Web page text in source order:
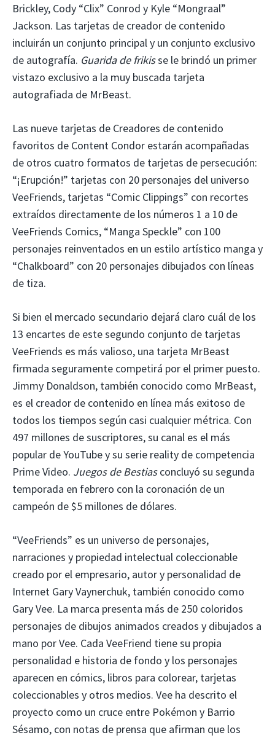
Brickley, Cody “Clix” Conrod y Kyle “Mongraal”
Jackson. Las tarjetas de creador de contenido
incluirán un conjunto principal y un conjunto exclusivo
de autografía. Guarida de frikisse le brindó un primer
vistazo exclusivo a la muy buscada tarjeta
autografiada de MrBeast.
Las nueve tarjetas de Creadores de contenido
favoritos de Content Condor estarán acompañadas
de otros cuatro formatos de tarjetas de persecución:
“¡Erupción!” tarjetas con 20 personajes del universo
VeeFriends, tarjetas “Comic Clippings” con recortes
extraídos directamente de los números 1 a 10 de
VeeFriends Comics, “Manga Speckle” con 100
personajes reinventados en un estilo artístico manga y
“Chalkboard” con 20 personajes dibujados con líneas
de tiza.
Si bien el mercado secundario dejará claro cuál de los
13 encartes de este segundo conjunto de tarjetas
VeeFriends es más valioso, una tarjeta MrBeast
firmada seguramente competirá por el primer puesto.
Jimmy Donaldson, también conocido como MrBeast,
es el creador de contenido en línea más exitoso de
todos los tiempos según casi cualquier métrica. Con
497 millones de suscriptores, su canal es el más
popular de YouTube y su serie reality de competencia
Prime Video. Juegos de Bestias concluyó su segunda
temporada en febrero con la coronación de un
campeón de $5 millones de dólares.
“VeeFriends” es un universo de personajes,
narraciones y propiedad intelectual coleccionable
creado por el empresario, autor y personalidad de
Internet Gary Vaynerchuk, también conocido como
Gary Vee. La marca presenta más de 250 coloridos
personajes de dibujos animados creados y dibujados a
mano por Vee. Cada VeeFriend tiene su propia
personalidad e historia de fondo y los personajes
aparecen en cómics, libros para colorear, tarjetas
coleccionables y otros medios. Vee ha descrito el
proyecto como un cruce entre Pokémon y Barrio
Sésamo, con notas de prensa que afirman que los